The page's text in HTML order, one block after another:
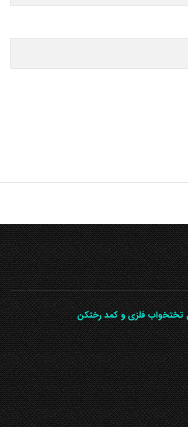
تختخواب فلزی و کمد رختکن